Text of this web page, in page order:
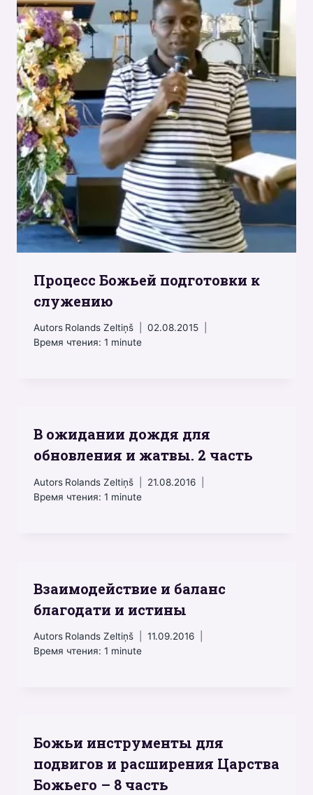
Процесс Божьей подготовки к
служению
Autors Rolands Zeltiņš
02.08.2015
Время чтения: 1 minute
В ожидании дождя для
обновления и жатвы. 2 часть
Autors Rolands Zeltiņš
21.08.2016
Время чтения: 1 minute
Взаимодействие и баланс
благодати и истины
Autors Rolands Zeltiņš
11.09.2016
Время чтения: 1 minute
Божьи инструменты для
подвигов и расширения Царства
Божьего – 8 часть